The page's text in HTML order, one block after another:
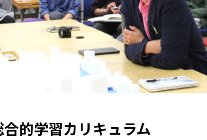
的学習カリキュラム